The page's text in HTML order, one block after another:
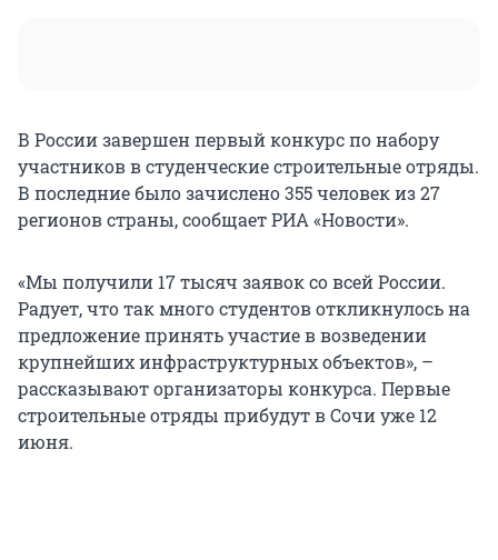
В России завершен первый конкурс по набору
участников в студенческие строительные отряды.
В последние было зачислено 355 человек из 27
регионов страны, сообщает РИА «Новости».
«Мы получили 17 тысяч заявок со всей России.
Радует, что так много студентов откликнулось на
предложение принять участие в возведении
крупнейших инфраструктурных объектов», –
рассказывают организаторы конкурса. Первые
строительные отряды прибудут в Сочи уже 12
июня.